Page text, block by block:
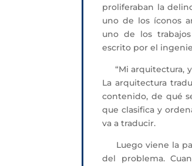
proliferaban la
uno de los íconos
uno de los
escrito por el
“Mi arquitectura,
La arquitectura
contenido, de qué
que clasifica y
va a traducir.
Luego viene la
del problema.